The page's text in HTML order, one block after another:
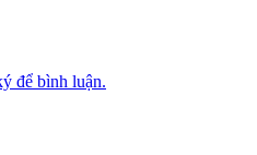
để bình luận.